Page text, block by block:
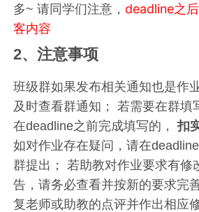
多~ 请同学们注意， deadline之
客内容
2、注意事项
班级群如果发布相关通知也是作
及时查看群通知； 若需要在群填
在deadline之前完成填写的，扣
如对作业存在疑问，请在
群提出； 若助教对作业要求有修
告，请务必查看并按新的要求完
复老师或助教的点评并作出相应